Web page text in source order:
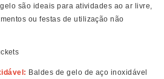
são ideais para atividades ao ar livre,
ou festas de utilização não
Baldes de gelo de aço inoxidável